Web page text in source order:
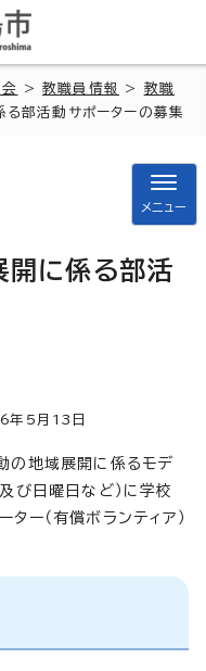
>教職員情報 > 教職
部活動サポーターの募集
メニュー
開に係る部活
年5月 13 日
の地域展開に係るモデ
び日曜日など）に学校
ー（有償ボランティア）